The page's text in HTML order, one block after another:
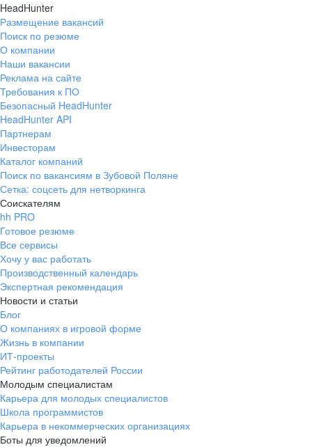
HeadHunter
Размещение вакансий
Поиск по резюме
О компании
Наши вакансии
Реклама на сайте
Требования к ПО
Безопасный HeadHunter
HeadHunter API
Партнерам
Инвесторам
Каталог компаний
Поиск по вакансиям в Зубовой Поляне
Сетка: соцсеть для нетворкинга
Соискателям
hh PRO
Готовое резюме
Все сервисы
Хочу у вас работать
Производственный календарь
Экспертная рекомендация
Новости и статьи
Блог
О компаниях в игровой форме
Жизнь в компании
ИТ-проекты
Рейтинг работодателей России
Молодым специалистам
Карьера для молодых специалистов
Школа программистов
Карьера в некоммерческих организациях
Боты для уведомлений